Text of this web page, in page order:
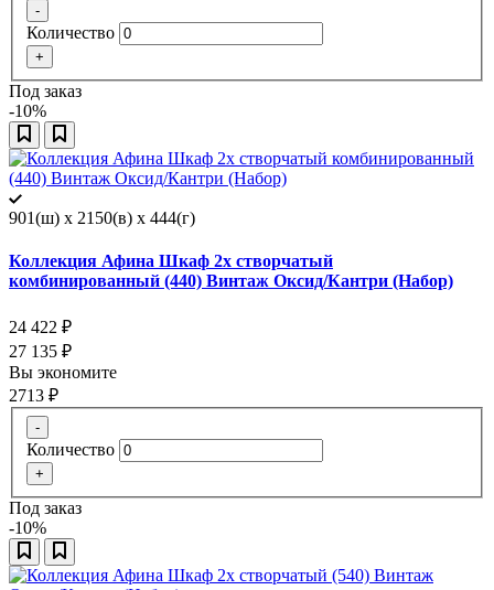
-
Количество
+
Под заказ
-10%
901(ш) x 2150(в) x 444(г)
Коллекция Афина Шкаф 2х створчатый
комбинированный (440) Винтаж Оксид/Кантри (Набор)
24 422 ₽
27 135 ₽
Вы экономите
2713 ₽
-
Количество
+
Под заказ
-10%